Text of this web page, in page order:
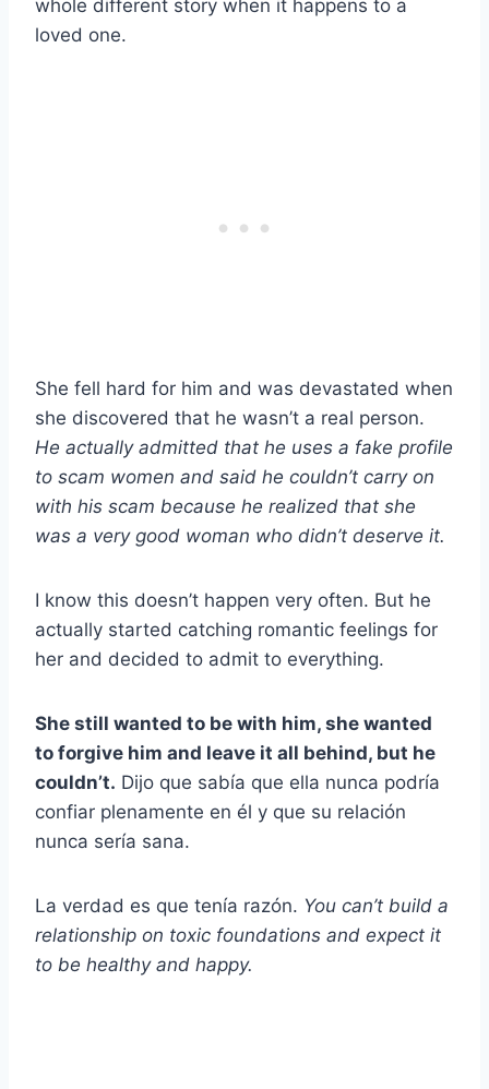
whole different story when it happens to a
loved one.
She fell hard for him and was devastated when
she discovered that he wasn’t a real person.
He actually admitted that he uses a fake profile
to scam women and said he couldn’t carry on
with his scam because he realized that she
was a very good woman who didn’t deserve it.
I know this doesn’t happen very often. But he
actually started catching romantic feelings for
her and decided to admit to everything.
She still wanted to be with him, she wanted
to forgive him and leave it all behind, but he
couldn’t. Dijo que sabía que ella nunca podría
confiar plenamente en él y que su relación
nunca sería sana.
La verdad es que tenía razón. You can’t build a
relationship on toxic foundations and expect it
to be healthy and happy.